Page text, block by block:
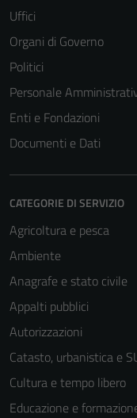
Uffici
Organi di Governo
Politici
Personale
Enti e Fondazioni
Documenti e Dati
CATEGORIE DI SERVIZIO
Agricoltura e pesca
Ambiente
Anagrafe e stato civile
Appalti pubblici
Autorizzazioni
Catasto, urbanistica e
Cultura e tempo libero
Educazione e